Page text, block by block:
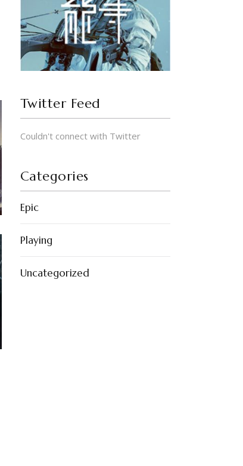
Twitter Feed
Couldn't connect with Twitter
Categories
Epic
Playing
Uncategorized